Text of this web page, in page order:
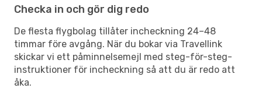
Checka in och gör dig redo
De flesta flygbolag tillåter incheckning 24–48
timmar före avgång. När du bokar via Travellink
skickar vi ett påminnelsemejl med steg-för-steg-
instruktioner för incheckning så att du är redo att
åka.